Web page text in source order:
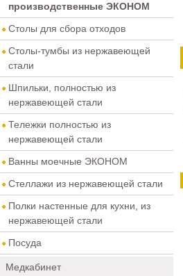
производственные ЭКОНОМ
Столы для сбора отходов
Столы-тумбы из нержавеющей
стали
Шпильки, полностью из
нержавеющей стали
Тележки полностью из
нержавеющей стали
Ванны моечные ЭКОНОМ
Стеллажи из нержавеющей стали
Полки настенные для кухни, из
нержавеющей стали
Посуда
Медкабинет